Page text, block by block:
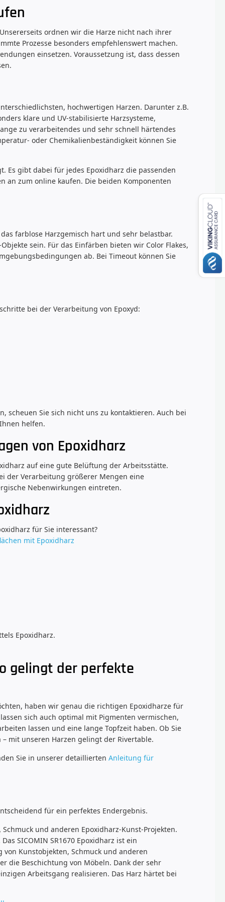
ordnen wir die Harze nicht nach ihrer
Prozesse besonders empfehlenswert machen.
einsetzen. Voraussetzung ist, dass dessen
hochwertigen Harzen. Darunter z.B.
klare und UV-stabilisierte Harzsysteme,
zu verarbeitendes und sehr schnell härtendes
oder Chemikalienbeständigkeit können Sie
Es gibt dabei für jedes Epoxidharz die passenden
an zum online kaufen. Die beiden Komponenten
farblose Harzgemisch hart und sehr belastbar.
sein. Für das Einfärben bieten wir Color Flakes,
ab. Bei Timeout können Sie
bei der Verarbeitung von Epoxyd:
scheuen Sie sich nicht uns zu kontaktieren. Auch bei
helfen.
von Epoxidharz
auf eine gute Belüftung der Arbeitsstätte.
der Verarbeitung größerer Mengen eine
Nebenwirkungen eintreten.
für Sie interessant?
mit Epoxidharz
Epoxidharz.
gelingt der perfekte
haben wir genau die richtigen Epoxidharze für
sich auch optimal mit Pigmenten vermischen,
lassen und eine lange Topfzeit haben. Ob Sie
mit unseren Harzen gelingt der Rivertable.
Sie in unserer detaillierten Anleitung für
für ein perfektes Endergebnis.
und anderen Epoxidharz-Kunst-Projekten.
SICOMIN SR1670 Epoxidharz ist ein
Kunstobjekten, Schmuck und anderen
die Beschichtung von Möbeln. Dank der sehr
Arbeitsgang realisieren. Das Harz härtet bei